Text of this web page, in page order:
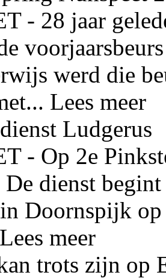
- 28 jaar
werd die
Lees meer
Ludgerus
- Op 2e
De dienst
Doornspijk
meer
trots zijn op